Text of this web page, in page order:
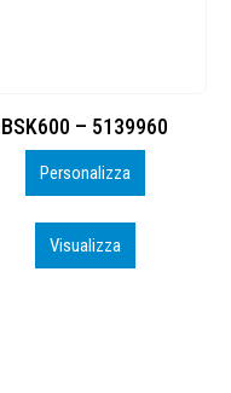
DTF
Personalizza
Visualizza